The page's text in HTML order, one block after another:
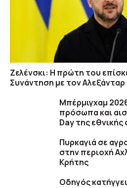
Ζελένσκι: Η πρώτη του
Συνάντηση με τον
Μπέρμιγχαμ
πρόσωπα και
Day της
Πυρκαγιά σε
στην περιοχή
Κρήτης
Οδηγός